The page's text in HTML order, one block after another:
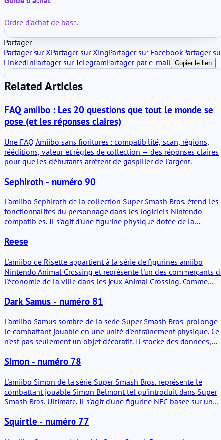
Ordre d'achat de base.
Partager
Partager sur XPartager sur XingPartager sur FacebookPartager
LinkedInPartager sur TelegramPartager par e-mail Copier le lien
Related Articles
FAQ amiibo : Les 20 questions que tout le monde se
pose (et les réponses claires)
Une FAQ Amiibo sans fioritures : compatibilité, scan, régions,
rééditions, valeur et règles de collection — des réponses claires
pour que les débutants arrêtent de gaspiller de l'argent.
Sephiroth - numéro 90
L'amiibo Sephiroth de la collection Super Smash Bros. étend les
fonctionnalités du personnage dans les logiciels Nintendo
compatibles. Il s'agit d'une figurine physique dotée de la
Bros. Ultimate. En plus d'être un objet d'exposition, il stocke des
l'interaction avec le joueur.
Reese
L'amiibo de Risette appartient à la série de figurines amiibo
Nintendo Animal Crossing et représente l'un des commerçants
l'économie de la ville dans les jeux Animal Crossing. Comme
dans l'objet en plastique lui-même que dans la puce NFC située
Nintendo compatibles, la figurine déclenche de petites
interactions en jeu, débloque des apparences de personnages
permet d'accéder à des dialogues et des objets supplémentaires
Dark Samus - numéro 81
L'amiibo Samus sombre de la série Super Smash Bros. prolonge
le combattant jouable en une unité d'entraînement physique. Ce
n'est pas seulement un objet décoratif. Il stocke des données,
compatibles et reflète l'historique des matchs dans le jeu. Sa
un adversaire adaptatif plutôt qu'un déblocage statique.
Simon - numéro 78
L'amiibo Simon de la série Super Smash Bros. représente le
combattant jouable Simon Belmont tel qu'introduit dans Super
Smash Bros. Ultimate. Il s'agit d'une figurine NFC basée sur un
il s'agit d'un support de données physique capable de stocker et
Squirtle - numéro 77